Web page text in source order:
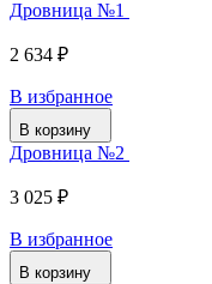
Дровница №1
2 634 ₽
В избранное
В корзину
Дровница №2
3 025 ₽
В избранное
В корзину